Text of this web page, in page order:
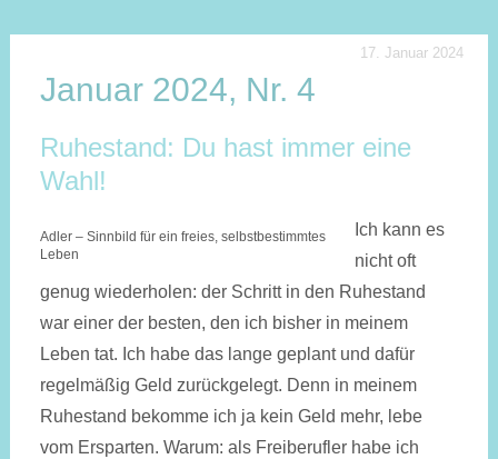
17. Januar 2024
Januar 2024, Nr. 4
Ruhestand: Du hast immer eine
Wahl!
Adler – Sinnbild für ein freies, selbstbestimmtes
Leben
Ich kann es
nicht oft
genug wiederholen: der Schritt in den Ruhestand
war einer der besten, den ich bisher in meinem
Leben tat. Ich habe das lange geplant und dafür
regelmäßig Geld zurückgelegt. Denn in meinem
Ruhestand bekomme ich ja kein Geld mehr, lebe
vom Ersparten. Warum: als Freiberufler habe ich